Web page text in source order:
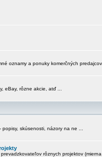
oznamy a ponuky komerčných predajcov
eBay, rôzne akcie, atď ...
skúsenosti, názory na ne ...
rôznych projektov